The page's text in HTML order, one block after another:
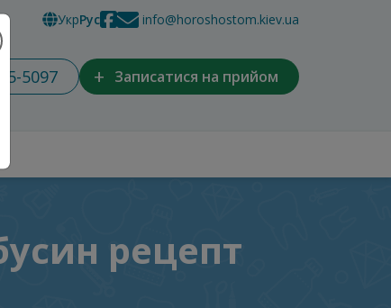
УкрРус info@horoshostom.kiev.ua
5097 + Записатися на прийом
рецепт